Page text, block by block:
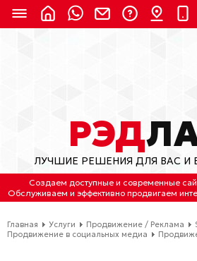
Бесплатно по
(4212) 658-653
(4212) 637-673
Отдельный вход \
РЭД
ЛУЧШИЕ РЕШЕНИЯ ДЛЯ ВАС И
Создаем доступные и современные
Обслуживаем и эффективно продвигаем
Главная Услуги Продвижение / Реклама
Продвижение в социальных медиа